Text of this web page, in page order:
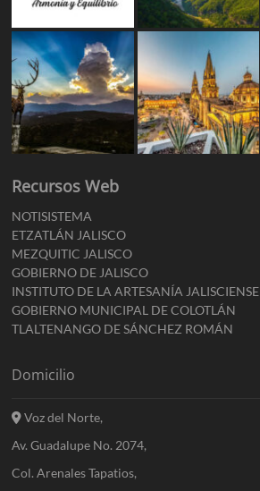
Recursos Web
NOTISISTEMA
ETZATLÁN JALISCO
MEZQUITIC JALISCO
GOBIERNO DE JALISCO
INSTITUTO DE LA ARTESANÍA JALISCIENSE
GOBIERNO MUNICIPAL DE COLOTLÁN
TLALTENANGO DE SÁNCHEZ ROMÁN
Domicilio
Voz del Norte,
Av. Guadalupe No. 2074,
Col. Arenales Tapatios,